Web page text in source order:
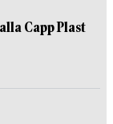
Capp Plast